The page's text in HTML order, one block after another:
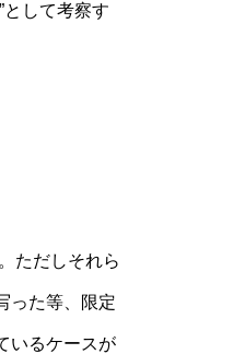
して考察す
ただしそれら
った等、限定
いるケースが